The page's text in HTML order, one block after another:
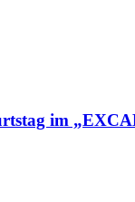
im